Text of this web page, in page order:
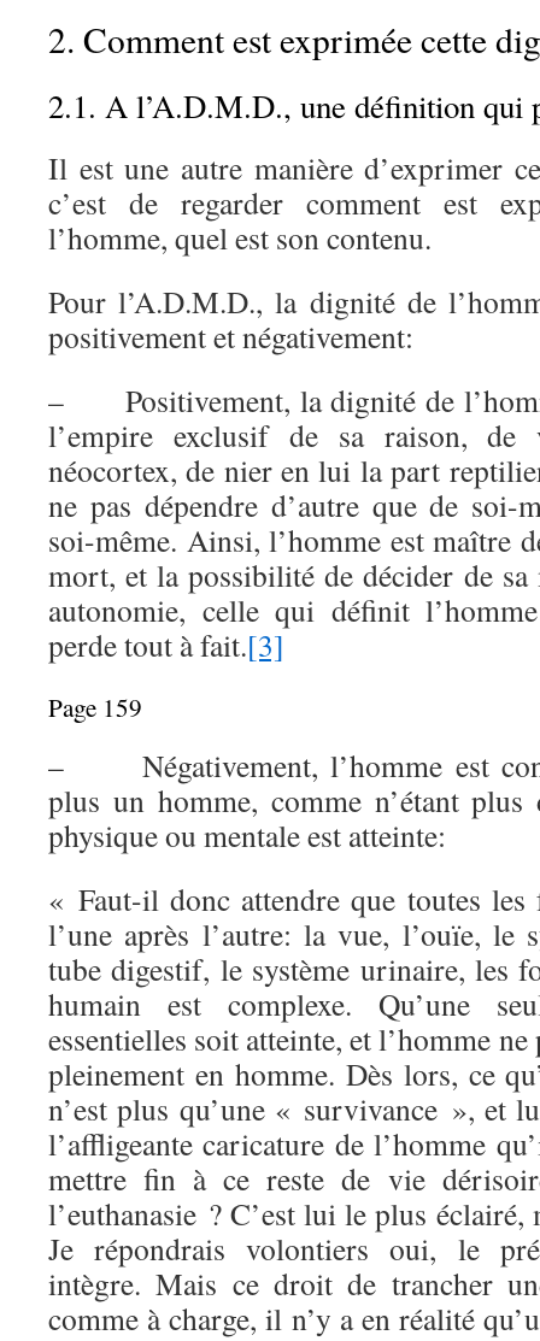
2. Comment est exprimée cette
2.1. A l’A.D.M.D., une définition qui
Il est une autre manière d’exprimer
c’est de regarder comment est
l’homme, quel est son contenu.
Pour l’A.D.M.D., la dignité de
positivement et négativement:
– Positivement, la dignité de
l’empire exclusif de sa raison,
néocortex, de nier en lui la part
ne pas dépendre d’autre que de soi-
soi-même. Ainsi, l’homme est maître
mort, et la possibilité de décider de
autonomie, celle qui définit
perde tout à fait.[3]
Page 159
– Négativement, l’homme est
plus un homme, comme n’étant
physique ou mentale est atteinte:
« Faut-il donc attendre que toutes les
l’une après l’autre: la vue, l’ouïe, le
tube digestif, le système urinaire, les
humain est complexe. Qu’une
essentielles soit atteinte, et l’homme
pleinement en homme. Dès lors, ce
n’est plus qu’une « survivance », et
l’affligeante caricature de l’homme
mettre fin à ce reste de vie
l’euthanasie ? C’est lui le plus
Je répondrais volontiers oui, le
intègre. Mais ce droit de trancher
comme à charge, il n’y a en réalité